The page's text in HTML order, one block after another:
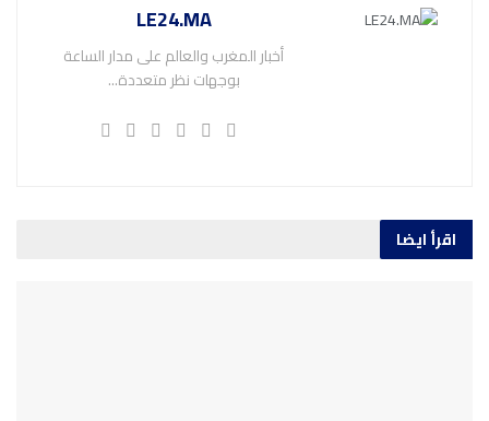
LE24.MA
أخبار المغرب والعالم على مدار الساعة
بوجهات نظر متعددة...
اقرأ ايضا